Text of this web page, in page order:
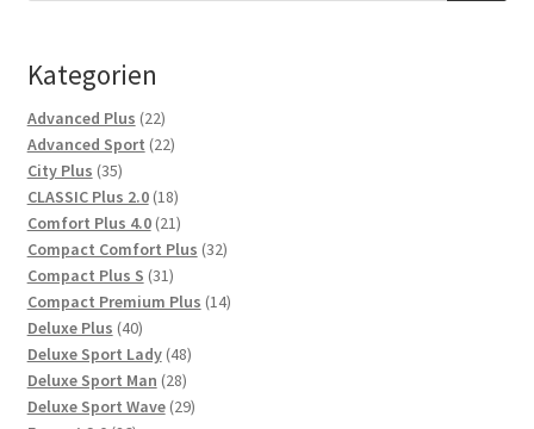
Kategorien
Advanced Plus 2222
Produkte
Advanced Sport 2222
City Plus 3535
Produkte
CLASSIC Plus 2.0 1818
Produkte
Comfort Plus 4.0 2121
Produkte
Compact Comfort Plus 3232
Compact Plus S 3131
Produkte
Compact Premium Plus 1414
Deluxe Plus 4040
Produkte
Deluxe Sport Lady 4848
Produkte
Deluxe Sport Man 2828
Produkte
Deluxe Sport Wave 2929